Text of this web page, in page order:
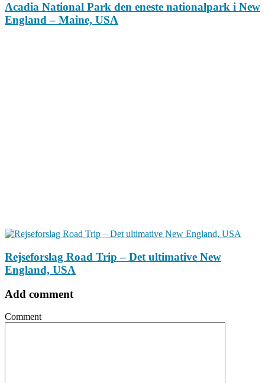
Acadia National Park den eneste nationalpark i New
England – Maine, USA
Rejseforslag Road Trip – Det ultimative New
England, USA
Add comment
Comment